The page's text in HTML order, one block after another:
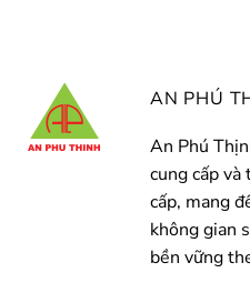
AN PHÚ
An Phú
cung cấp và
cấp, mang
không gian
bền vững